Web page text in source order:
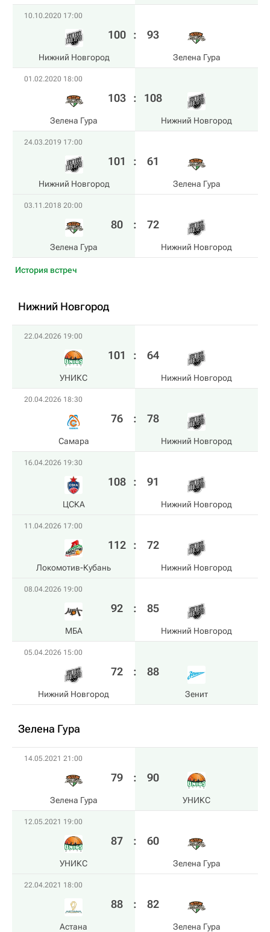
10.10.2020 17:00
Нижний Новгород
100 : 93
Зелена Гура
01.02.2020 18:00
Зелена Гура
103 : 108
Нижний Новгород
24.03.2019 17:00
Нижний Новгород
101 : 61
Зелена Гура
03.11.2018 20:00
Зелена Гура
80 : 72
Нижний Новгород
История встреч
Нижний Новгород
22.04.2026 19:00
УНИКС
101 : 64
Нижний Новгород
20.04.2026 18:30
Самара
76 : 78
Нижний Новгород
16.04.2026 19:30
ЦСКА
108 : 91
Нижний Новгород
11.04.2026 17:00
Локомотив-Кубань
112 : 72
Нижний Новгород
08.04.2026 19:00
МБА
92 : 85
Нижний Новгород
05.04.2026 15:00
Нижний Новгород
72 : 88
Зенит
Зелена Гура
14.05.2021 21:00
Зелена Гура
79 : 90
УНИКС
12.05.2021 19:00
УНИКС
87 : 60
Зелена Гура
22.04.2021 18:00
Астана
88 : 82
Зелена Гура